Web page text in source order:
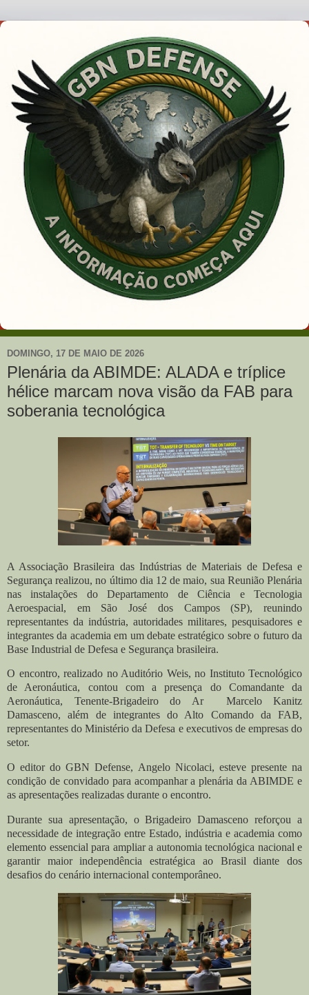
DOMINGO, 17 DE MAIO DE 2026
Plenária da ABIMDE: ALADA e tríplice
hélice marcam nova visão da FAB para
soberania tecnológica
A Associação Brasileira das Indústrias de Materiais de Defesa e
Segurança realizou, no último dia 12 de maio, sua Reunião Plenária
nas instalações do Departamento de Ciência e Tecnologia
Aeroespacial, em São José dos Campos (SP), reunindo
representantes da indústria, autoridades militares, pesquisadores e
integrantes da academia em um debate estratégico sobre o futuro da
Base Industrial de Defesa e Segurança brasileira.
O encontro, realizado no Auditório Weis, no Instituto Tecnológico
de Aeronáutica, contou com a presença do Comandante da
Aeronáutica, Tenente-Brigadeiro do Ar Marcelo Kanitz
Damasceno, além de integrantes do Alto Comando da FAB,
representantes do Ministério da Defesa e executivos de empresas do
setor.
O editor do GBN Defense, Angelo Nicolaci, esteve presente na
condição de convidado para acompanhar a plenária da ABIMDE e
as apresentações realizadas durante o encontro.
Durante sua apresentação, o Brigadeiro Damasceno reforçou a
necessidade de integração entre Estado, indústria e academia como
elemento essencial para ampliar a autonomia tecnológica nacional e
garantir maior independência estratégica ao Brasil diante dos
desafios do cenário internacional contemporâneo.